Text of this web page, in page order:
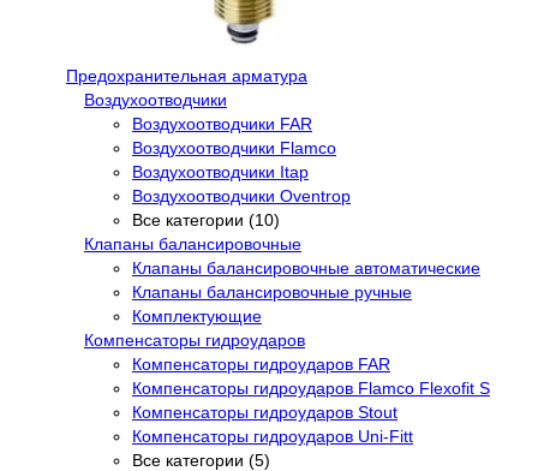
Предохранительная арматура
Воздухоотводчики
Воздухоотводчики FAR
Воздухоотводчики Flamco
Воздухоотводчики Itap
Воздухоотводчики Oventrop
Все категории (10)
Клапаны балансировочные
Клапаны балансировочные автоматические
Клапаны балансировочные ручные
Комплектующие
Компенсаторы гидроударов
Компенсаторы гидроударов FAR
Компенсаторы гидроударов Flamco Flexofit S
Компенсаторы гидроударов Stout
Компенсаторы гидроударов Uni-Fitt
Все категории (5)